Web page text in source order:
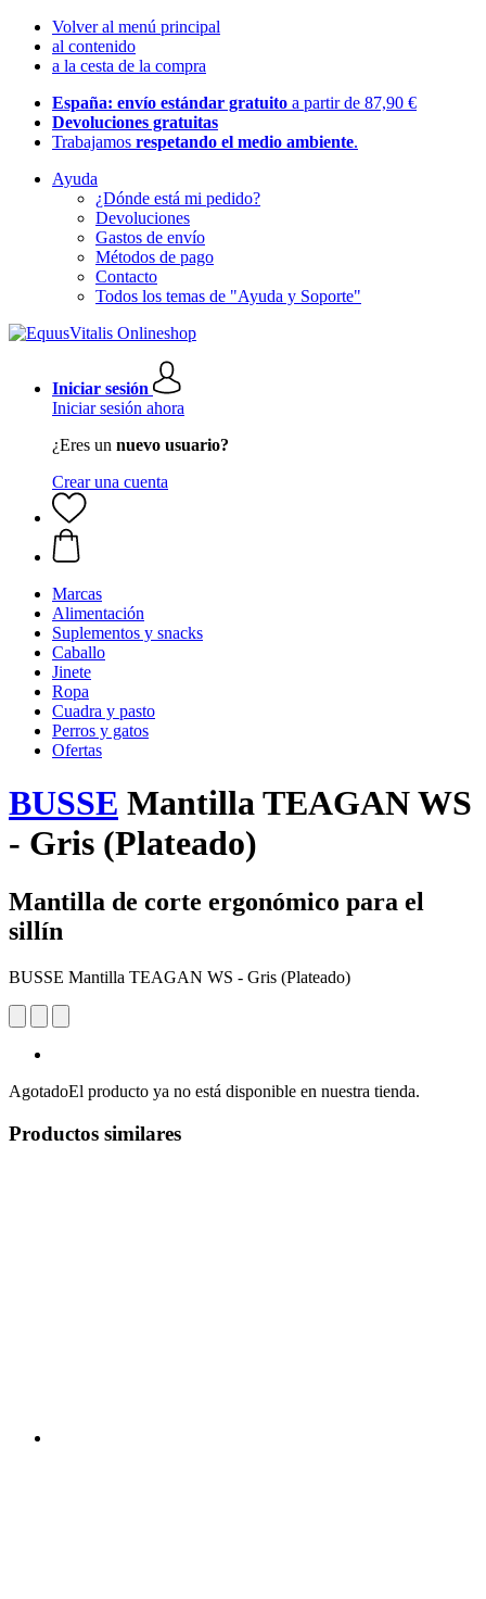
Volver al menú principal
al contenido
a la cesta de la compra
España: envío estándar gratuito a partir de 87,90 €
Devoluciones gratuitas
Trabajamos respetando el medio ambiente.
Ayuda
¿Dónde está mi pedido?
Devoluciones
Gastos de envío
Métodos de pago
Contacto
Todos los temas de "Ayuda y Soporte"
Iniciar sesión
Iniciar sesión ahora
¿Eres un nuevo usuario?
Crear una cuenta
Marcas
Alimentación
Suplementos y snacks
Caballo
Jinete
Ropa
Cuadra y pasto
Perros y gatos
Ofertas
BUSSE Mantilla TEAGAN WS
- Gris (Plateado)
Mantilla de corte ergonómico para el
sillín
BUSSE Mantilla TEAGAN WS - Gris (Plateado)
AgotadoEl producto ya no está disponible en nuestra tienda.
Productos similares